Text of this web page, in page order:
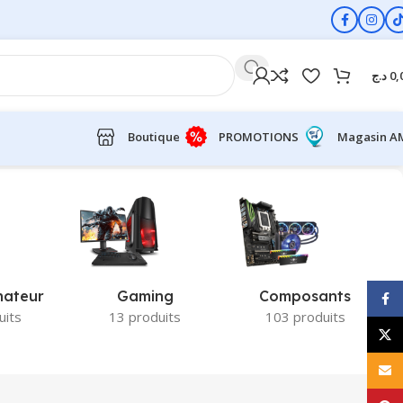
د.ج
Boutique PROMOTIONS Magasin
Gaming
13 produits
Composants
103 produits
E-